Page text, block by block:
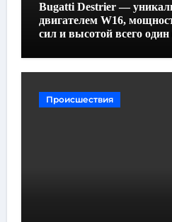
Bugatti Destrier —
двигателем W16,
сил и высотой всего
Происшествия